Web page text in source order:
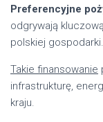
Preferencyjne
odgrywają
polskiej gospodarki.
Takie finansowanie
infrastrukturę,
kraju.